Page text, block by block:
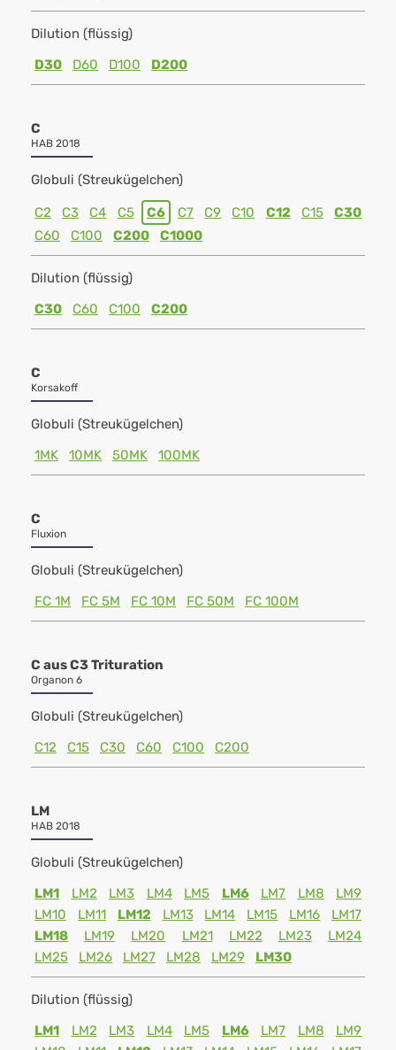
Dilution (flüssig)
D30
D60 D100 D200
C
HAB 2018
Globuli (Streukügelchen)
C2 C3 C4 C5 C6 C7 C9 C10 C12 C15
C30
C60
C100 C200 C1000
Dilution (flüssig)
C30
C60 C100 C200
C
Korsakoff
Globuli (Streukügelchen)
1MK
10MK 50MK 100MK
C
Fluxion
Globuli (Streukügelchen)
FC 1M
FC 5M FC 10M FC 50M FC 100M
C aus C3 Trituration
Organon 6
Globuli (Streukügelchen)
C12
C15 C30 C60 C100 C200
LM
HAB 2018
Globuli (Streukügelchen)
LM1
LM2 LM3 LM4 LM5 LM6 LM7 LM8
LM9
LM10
LM11 LM12 LM13 LM14 LM15 LM16
LM17
LM18
LM19 LM20 LM21 LM22 LM23
LM24
LM25
LM26 LM27 LM28 LM29 LM30
Dilution (flüssig)
LM1
LM2 LM3 LM4 LM5 LM6 LM7 LM8
LM9